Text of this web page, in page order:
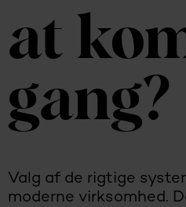
at
gang?
Valg af de rigtige
moderne virksomhed.